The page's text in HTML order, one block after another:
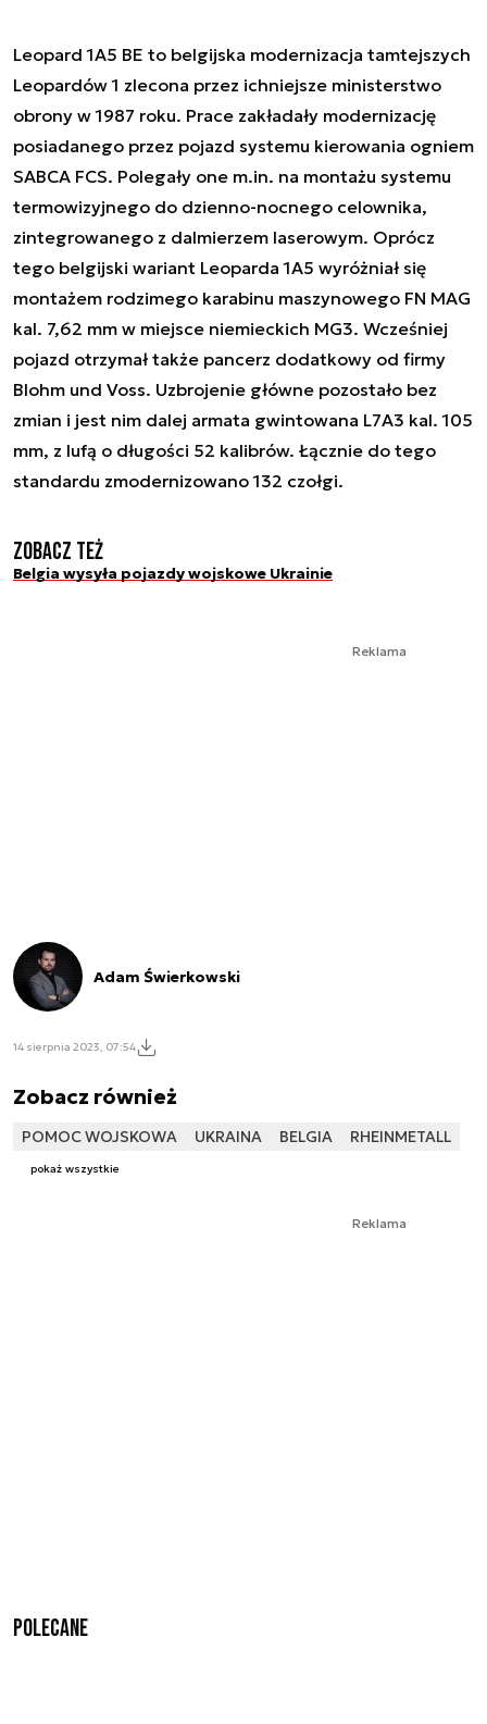
Leopard 1A5 BE to belgijska modernizacja tamtejszych
Leopardów 1 zlecona przez ichniejsze ministerstwo
obrony w 1987 roku. Prace zakładały modernizację
posiadanego przez pojazd systemu kierowania ogniem
SABCA FCS. Polegały one m.in. na montażu systemu
termowizyjnego do dzienno-nocnego celownika,
zintegrowanego z dalmierzem laserowym. Oprócz
tego belgijski wariant Leoparda 1A5 wyróżniał się
montażem rodzimego karabinu maszynowego FN MAG
kal. 7,62 mm w miejsce niemieckich MG3. Wcześniej
pojazd otrzymał także pancerz dodatkowy od firmy
Blohm und Voss. Uzbrojenie główne pozostało bez
zmian i jest nim dalej armata gwintowana L7A3 kal. 105
mm, z lufą o długości 52 kalibrów. Łącznie do tego
standardu zmodernizowano 132 czołgi.
Zobacz też
Belgia wysyła pojazdy wojskowe Ukrainie
Reklama
Adam Świerkowski
14 sierpnia 2023, 07:54
Zobacz również
POMOC WOJSKOWA UKRAINA BELGIA RHEINMETALL
pokaż wszystkie
Reklama
Polecane